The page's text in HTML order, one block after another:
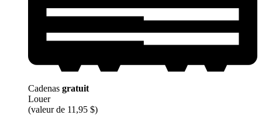
Cadenas gratuit
Louer
(valeur de 11,95 $)